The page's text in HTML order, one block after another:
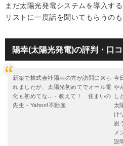
まだ太陽光発電システムを導入す
リストに一度話を聞いてもらうのも
陽幸(太陽光発電)の評判・口コ
新築で株式会社陽幸の方が訪問に来ら
れましたが、太陽光初めてでオール電
化も初めてな... - 教えて！ 住まいの
先生 - Yahoo!不動産
今
や
し
太
け
思う
メ
説